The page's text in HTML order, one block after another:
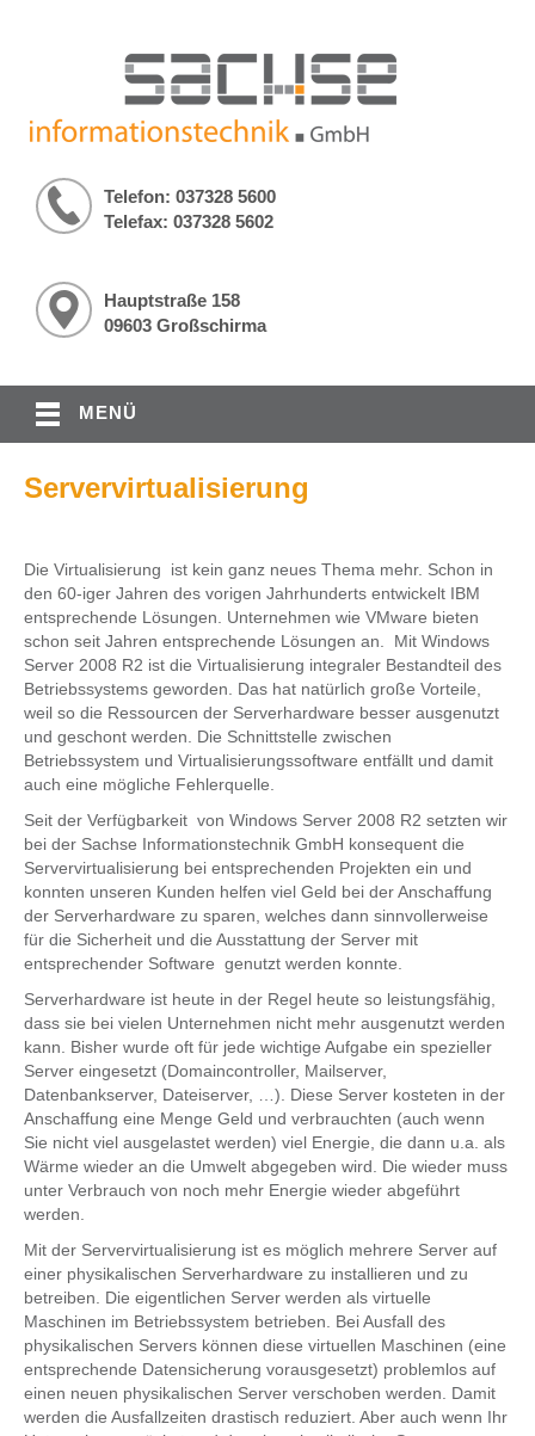
Telefon: 037328 5600
Telefax: 037328 5602
Hauptstraße 158
09603 Großschirma
MENÜ
Servervirtualisierung
Die Virtualisierung ist kein ganz neues Thema mehr. Schon in
den 60-iger Jahren des vorigen Jahrhunderts entwickelt IBM
entsprechende Lösungen. Unternehmen wie VMware bieten
schon seit Jahren entsprechende Lösungen an. Mit Windows
Server 2008 R2 ist die Virtualisierung integraler Bestandteil des
Betriebssystems geworden. Das hat natürlich große Vorteile,
weil so die Ressourcen der Serverhardware besser ausgenutzt
und geschont werden. Die Schnittstelle zwischen
Betriebssystem und Virtualisierungssoftware entfällt und damit
auch eine mögliche Fehlerquelle.
Seit der Verfügbarkeit von Windows Server 2008 R2 setzten wir
bei der Sachse Informationstechnik GmbH konsequent die
Servervirtualisierung bei entsprechenden Projekten ein und
konnten unseren Kunden helfen viel Geld bei der Anschaffung
der Serverhardware zu sparen, welches dann sinnvollerweise
für die Sicherheit und die Ausstattung der Server mit
entsprechender Software genutzt werden konnte.
Serverhardware ist heute in der Regel heute so leistungsfähig,
dass sie bei vielen Unternehmen nicht mehr ausgenutzt werden
kann. Bisher wurde oft für jede wichtige Aufgabe ein spezieller
Server eingesetzt (Domaincontroller, Mailserver,
Datenbankserver, Dateiserver, …). Diese Server kosteten in der
Anschaffung eine Menge Geld und verbrauchten (auch wenn
Sie nicht viel ausgelastet werden) viel Energie, die dann u.a. als
Wärme wieder an die Umwelt abgegeben wird. Die wieder muss
unter Verbrauch von noch mehr Energie wieder abgeführt
werden.
Mit der Servervirtualisierung ist es möglich mehrere Server auf
einer physikalischen Serverhardware zu installieren und zu
betreiben. Die eigentlichen Server werden als virtuelle
Maschinen im Betriebssystem betrieben. Bei Ausfall des
physikalischen Servers können diese virtuellen Maschinen (eine
entsprechende Datensicherung vorausgesetzt) problemlos auf
einen neuen physikalischen Server verschoben werden. Damit
werden die Ausfallzeiten drastisch reduziert. Aber auch wenn Ihr